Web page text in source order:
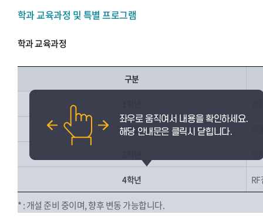
학과 교육과정 및 특별 프로그램
학과 교육과정
구분
2학년
4학년
* : 개설 준비 중이며, 향후 변동 가능합니다.